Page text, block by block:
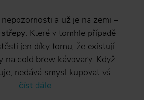
a už je na zemi –
. Které v tomhle případě
jen díky tomu, že existují
na cold brew kávovary. Když
nedává smysl kupovat vš...
číst dále